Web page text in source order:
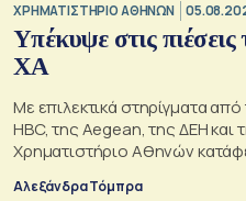
XΡΗΜΑΤΙΣΤΗΡΙΟ ΑΘΗΝΩΝ
Υπέκυψε στις
ΧΑ
Με επιλεκτικά στηρίγματα
HBC, της Aegean, της ΔΕΗ και
Χρηματιστήριο Αθηνών
Αλεξάνδρα Τόμπρα